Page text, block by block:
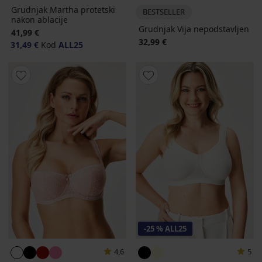
Grudnjak Martha protetski
nakon ablacije
41,99 €
31,49 € Kod ALL25
BESTSELLER
Grudnjak Vija nepodstavljen
32,99 €
4,6
-25 % ALL25
5